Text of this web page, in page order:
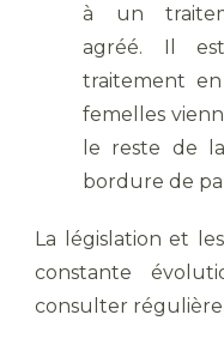
à un
agréé. Il
traitement
femelles
le reste de
bordure de
La législation et
constante
consulter